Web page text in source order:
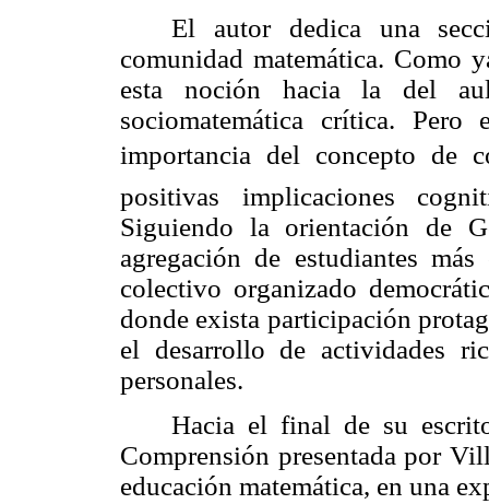
El autor dedica una
comunidad matemática. Como
esta noción hacia la del
sociomatemática crítica.
importancia del concepto de
positivas implicaciones
Siguiendo la orientación de
agregación de estudiantes
colectivo organizado
donde exista participación
el desarrollo de actividades
personales.
Hacia el final de su
Comprensión presentada por
educación matemática, en una